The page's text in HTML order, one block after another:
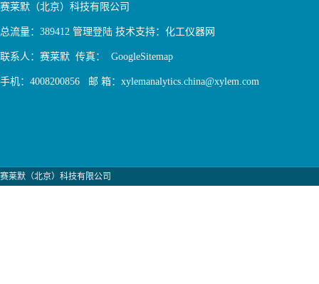
赛莱默（北京）科技有限公司
总流量：389412 管理登陆 技术支持： 化工仪器网
联系人：赛莱默 传真： GoogleSitemap
手机：4008200856 邮 箱：xylemanalytics.china@xylem.com
赛莱默（北京）科技有限公司